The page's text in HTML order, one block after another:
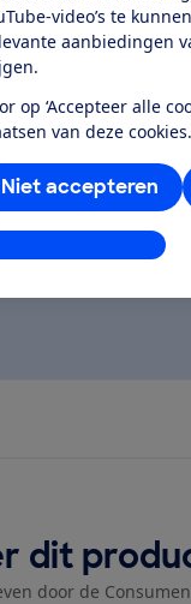
video’s te
aanbiedingen
op ‘Accepteer alle
van deze cookies.
Niet accepteren
aanpassen
je ver fietsen op
kijken of de e-bike
dit
door de